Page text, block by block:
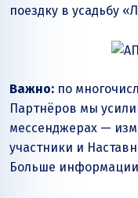
поездку в усадьбу
Важно: по
Партнёров мы
мессенджерах —
участники и
Больше